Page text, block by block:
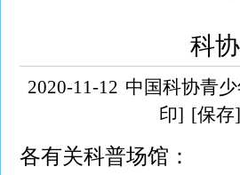
科
2020-11-12 中国科协青
印] [保存]
各有关科普场馆：